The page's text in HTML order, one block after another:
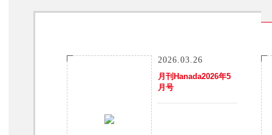
2026.03.26
月刊Hanada2026年5
月号